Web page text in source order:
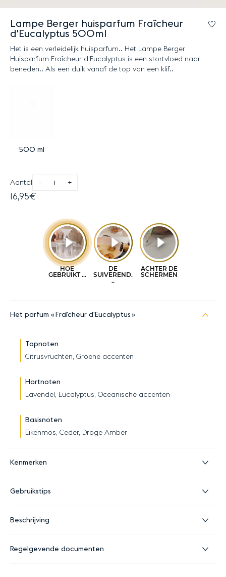
Lampe Berger huisparfum Fraîcheur
d'Eucalyptus 500ml
Het is een verleidelijk huisparfum.. Het Lampe Berger
Huisparfum Fraîcheur d'Eucalyptus is een stortvloed naar
beneden.. Als een duik vanaf de top van een klif..
500 ml
Aantal - +
16,95€
Het parfum Fraîcheur d'Eucalyptus
Topnoten
Citrusvruchten, Groene accenten
Hartnoten
Lavendel, Eucalyptus, Oceanische accenten
Basisnoten
Eikenmos, Ceder, Droge Amber
Kenmerken
Gebruikstips
Beschrijving
Regelgevende documenten